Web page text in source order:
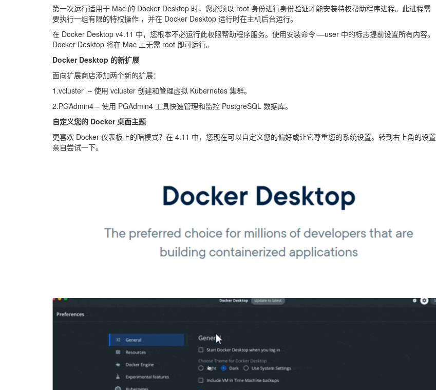
第一次运行适用于 Mac 的 Docker Desktop 时，您必须以 root 身份进行身份验证才能安装特权帮助程序进程。此进程需
要执行一组有限的特权操作 ，并在 Docker Desktop 运行时在主机后台运行。
在 Docker Desktop v4.11 中，您根本不必运行此权限帮助程序服务。使用安装命令 —user 中的标志提前设置所有内容。
Docker Desktop 将在 Mac 上无需 root 即可运行。
Docker Desktop 的新扩展
面向扩展商店添加两个新的扩展：
1.vcluster – 使用 vcluster 创建和管理虚拟 Kubernetes 集群。
2.PGAdmin4 – 使用 PGAdmin4 工具快速管理和监控 PostgreSQL 数据库。
自定义您的 Docker 桌面主题
更喜欢 Docker 仪表板上的暗模式？在 4.11 中，您现在可以自定义您的偏好或让它尊重您的系统设置。转到右上角的设置
亲自尝试一下。